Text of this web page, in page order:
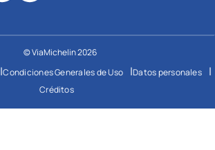
© ViaMichelin 2026
|Condiciones Generales de Uso |Datos personales |
Créditos